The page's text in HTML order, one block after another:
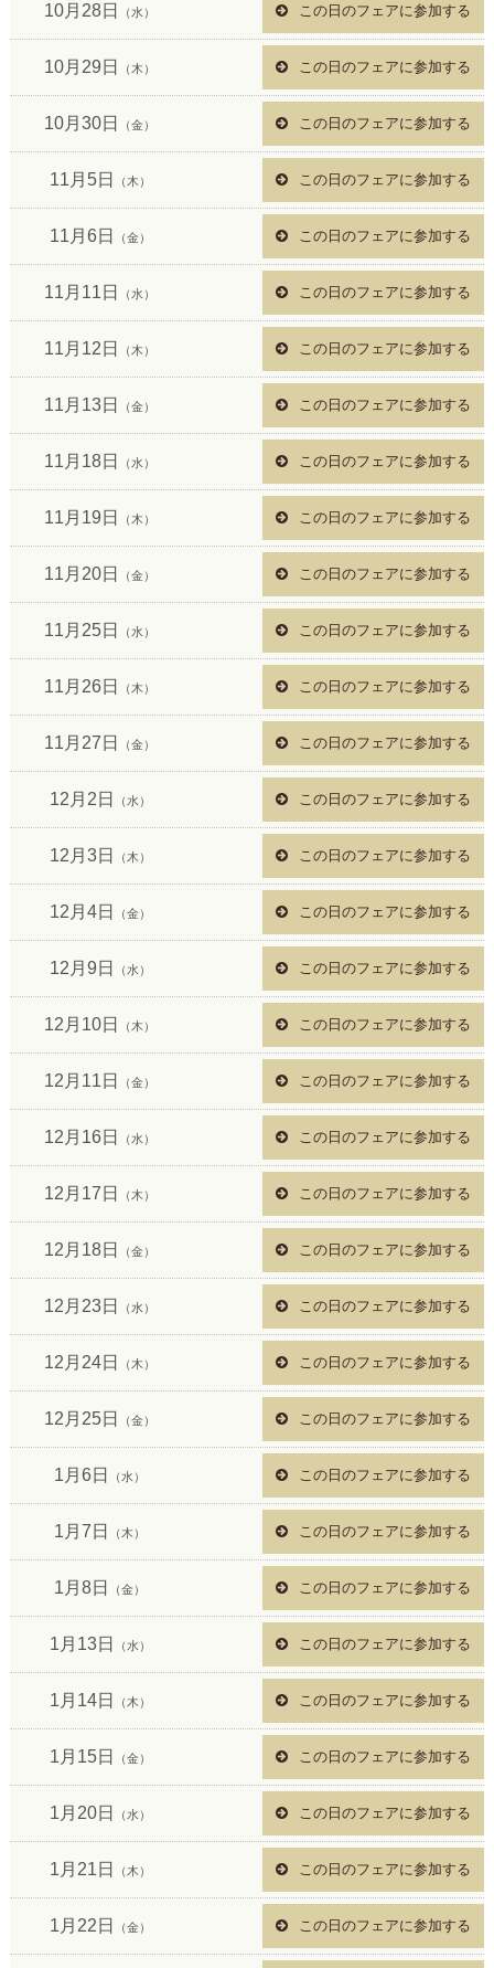
10月28日 （水） この日のフェアに参加する
10月29日 （木） この日のフェアに参加する
10月30日 （金） この日のフェアに参加する
11月5日 （木） この日のフェアに参加する
11月6日 （金） この日のフェアに参加する
11月11日 （水） この日のフェアに参加する
11月12日 （木） この日のフェアに参加する
11月13日 （金） この日のフェアに参加する
11月18日 （水） この日のフェアに参加する
11月19日 （木） この日のフェアに参加する
11月20日 （金） この日のフェアに参加する
11月25日 （水） この日のフェアに参加する
11月26日 （木） この日のフェアに参加する
11月27日 （金） この日のフェアに参加する
12月2日 （水） この日のフェアに参加する
12月3日 （木） この日のフェアに参加する
12月4日 （金） この日のフェアに参加する
12月9日 （水） この日のフェアに参加する
12月10日 （木） この日のフェアに参加する
12月11日 （金） この日のフェアに参加する
12月16日 （水） この日のフェアに参加する
12月17日 （木） この日のフェアに参加する
12月18日 （金） この日のフェアに参加する
12月23日 （水） この日のフェアに参加する
12月24日 （木） この日のフェアに参加する
12月25日 （金） この日のフェアに参加する
1月6日 （水） この日のフェアに参加する
1月7日 （木） この日のフェアに参加する
1月8日 （金） この日のフェアに参加する
1月13日 （水） この日のフェアに参加する
1月14日 （木） この日のフェアに参加する
1月15日 （金） この日のフェアに参加する
1月20日 （水） この日のフェアに参加する
1月21日 （木） この日のフェアに参加する
1月22日 （金） この日のフェアに参加する